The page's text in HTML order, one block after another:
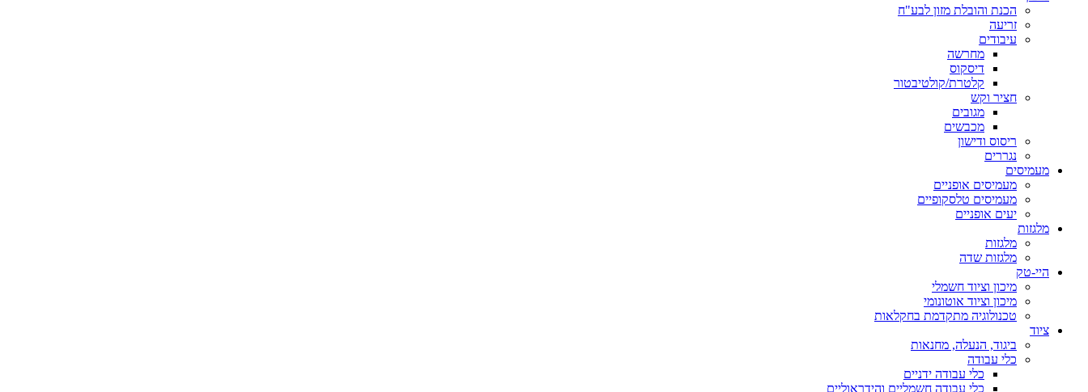
הכנת והובלת מזון לבע"ח
זריעה
עיבודים
מחרשה
דיסקוס
קלטרת/קולטיבטור
חציר וקש
מגובים
מכבשים
ריסוס ודישון
נגררים
מעמיסים
מעמיסים אופניים
מעמיסים טלסקופיים
יעים אופניים
מלגזות
מלגזות
מלגזות שדה
היי-טק
מיכון וציוד חשמלי
מיכון וציוד אוטונומי
טכנולוגיה מתקדמת בחקלאות
ציוד
ביגוד, הנעלה, מחנאות
כלי עבודה
כלי עבודה ידניים
כלי עבודה חשמליים והידראוליים